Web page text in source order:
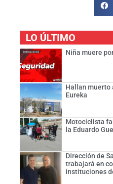
LO ÚLTIMO
Niña muere
Hallan muerto
Eureka
Motociclista
la Eduardo
Dirección de
trabajará en
instituciones